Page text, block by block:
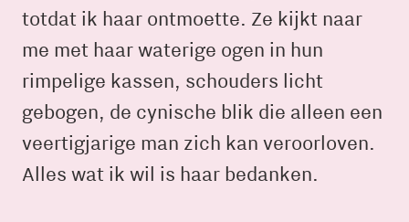
totdat ik haar ontmoette. Ze kijkt naar
me met haar waterige ogen in hun
rimpelige kassen, schouders licht
gebogen, de cynische blik die alleen een
veertigjarige man zich kan veroorloven.
Alles wat ik wil is haar bedanken.